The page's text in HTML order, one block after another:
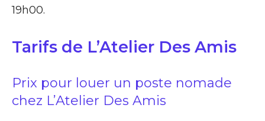
19h00.
Tarifs de L’Atelier Des Amis
Prix pour louer un poste nomade
chez L’Atelier Des Amis